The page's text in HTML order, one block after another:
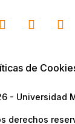
de
- Universidad
derechos